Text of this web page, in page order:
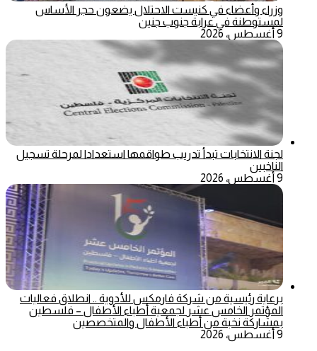
وزراء وأعضاء في كنيست الاحتلال يضعون حجر الأساس
لمستوطنة في عرابة جنوب جنين
9 أغسطس، 2026
لجنة الانتخابات تبدأ تدريب طواقمها استعدادا لمرحلة تسجيل
الناخبين
9 أغسطس، 2026
برعاية رئيسية من شركة فارمكس للأدوية .. انطلاق فعاليات
المؤتمر الخامس عشر لجمعية أطباء الأطفال – فلسطين
بمشاركة نخبة من أطباء الأطفال والمتخصصين
9 أغسطس، 2026